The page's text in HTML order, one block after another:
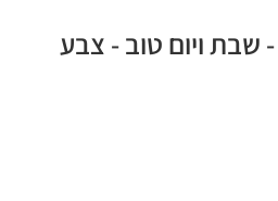
שבת ויום טוב - צבע